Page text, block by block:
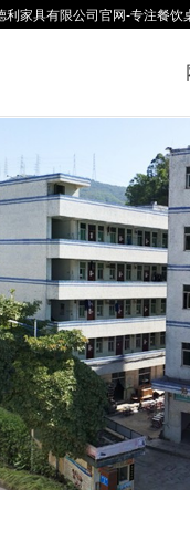
利家具有限公司官网-专注餐饮